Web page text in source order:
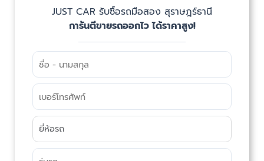
JUST CAR รับซื้อรถมือสอง สุราษฎร์ธานี
การันตีขายรถออกไว ได้ราคาสูง!